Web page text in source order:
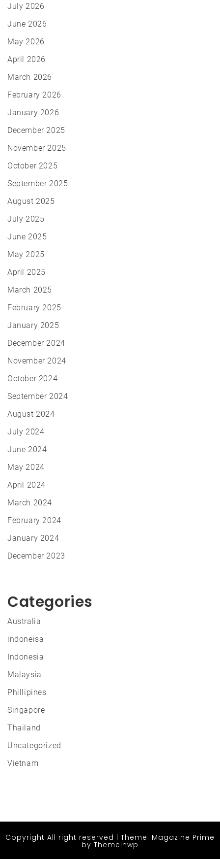
July 2026
June 2026
May 2026
April 2026
March 2026
February 2026
January 2026
December 2025
November 2025
October 2025
September 2025
August 2025
July 2025
June 2025
May 2025
April 2025
March 2025
February 2025
January 2025
December 2024
November 2024
October 2024
September 2024
August 2024
July 2024
June 2024
May 2024
April 2024
March 2024
February 2024
January 2024
December 2023
Categories
Australia
indoneisa
Indonesia
Malaysia
Phillipines
Singapore
Thailand
Uncategorized
Vietnam
Copyright All right reserved | Theme: Magazine Prime
by Themeinwp